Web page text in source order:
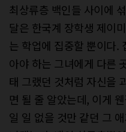
최상류층 백인들 사이에
달은 한국계 장학생 제이
는 학업에 집중할 뿐이다.
아야 하는 그녀에게 다른
태 그랬던 것처럼 자신을
면 될 줄 알았는데, 이게
일 일 없을 것만 같던 그